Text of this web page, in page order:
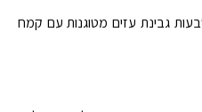
טבעות גבינת עזים מטוגנות עם קמח